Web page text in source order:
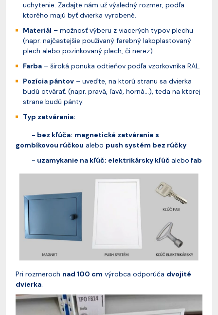
uchytenie. Zadajte nám už výsledný rozmer, podľa
ktorého majú byť dvierka vyrobené.
Materiál – možnosť výberu z viacerých typov plechu
(napr. najčastejšie používaný farebný lakoplastovaný
plech alebo pozinkovaný plech, či nerez).
Farba – široká ponuka odtieňov podľa vzorkovníka RAL.
Pozícia pántov – uveďte, na ktorú stranu sa dvierka
budú otvárať. (napr. pravá, ľavá, horná...), teda na ktorej
strane budú pánty.
Typ zatvárania:
- bez kľúča: magnetické zatváranie s
gombíkovou rúčkou alebo push systém bez rúčky
- uzamykanie na kľúč: elektrikársky kľúč alebo fab
Pri rozmeroch nad 100 cm výrobca odporúča dvojité
dvierka.